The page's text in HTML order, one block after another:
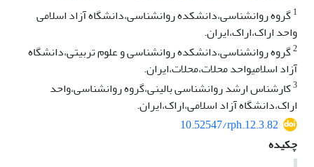
1گروه روانشناسی،دانشکده روانشناسی،دانشگاه آزاد اسلامی
واحد اراک،اراک،ایران.
2گروه روانشناسی،دانشکده روانشناسی و علوم تربیتی،دانشگاه
آزاد اسلامیواحد محلات،محلات،ایران.
3کارشناس ارشد روانشناسی بالینی،گروه روانشناسی،واحد
اراک،دانشگاه آزاد اسلامی،اراک،ایران.
10.52547/rph.12.3.82
چکیده